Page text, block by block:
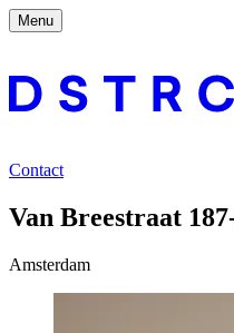
Menu
Contact
Van Breestraat
Amsterdam